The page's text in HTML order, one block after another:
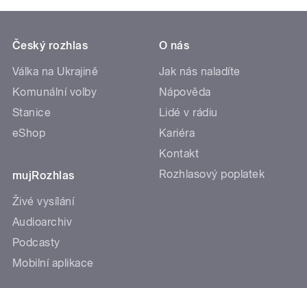
Český rozhlas
Válka na Ukrajině
Komunální volby
Stanice
eShop
mujRozhlas
Živé vysílání
Audioarchiv
Podcasty
Mobilní aplikace
O nás
Jak nás naladíte
Nápověda
Lidé v rádiu
Kariéra
Kontakt
Rozhlasový poplatek